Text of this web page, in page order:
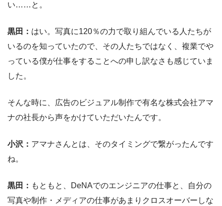
い……と。
黒田： はい。写真に120％の力で取り組んでいる人たちが
いるのを知っていたので、その人たちではなく、複業でや
っている僕が仕事をすることへの申し訳なさも感じていま
した。
そんな時に、広告のビジュアル制作で有名な株式会社アマ
ナの社長から声をかけていただいたんです。
小沢： アマナさんとは、そのタイミングで繋がったんです
ね。
黒田： もともと、DeNAでのエンジニアの仕事と、自分の
写真や制作・メディアの仕事があまりクロスオーバーしな